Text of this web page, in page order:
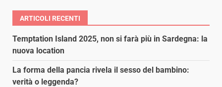
ARTICOLI RECENTI
Temptation Island 2025, non si farà più in Sardegna: la
nuova location
La forma della pancia rivela il sesso del bambino:
verità o leggenda?